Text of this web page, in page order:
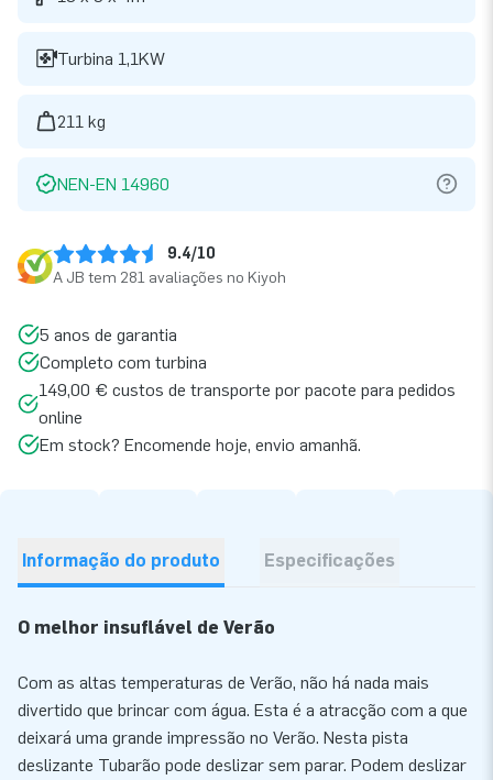
Turbina 1,1KW
211 kg
NEN-EN 14960
9.4/10
A JB tem 281 avaliações no Kiyoh
5 anos de garantia
Completo com turbina
149,00 € custos de transporte por pacote para pedidos
online
Em stock? Encomende hoje, envio amanhã.
Informação do produto Especificações
O melhor insuflável de Verão
Com as altas temperaturas de Verão, não há nada mais
divertido que brincar com água. Esta é a atracção com a que
deixará uma grande impressão no Verão. Nesta pista
deslizante Tubarão pode deslizar sem parar. Podem deslizar